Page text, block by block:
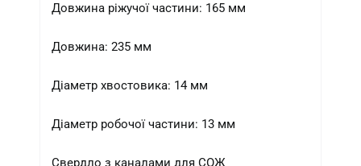
Довжина ріжучої частини: 165 мм
Довжина: 235 мм
Діаметр хвостовика: 14 мм
Діаметр робочої частини: 13 мм
Свердло з каналами для СОЖ